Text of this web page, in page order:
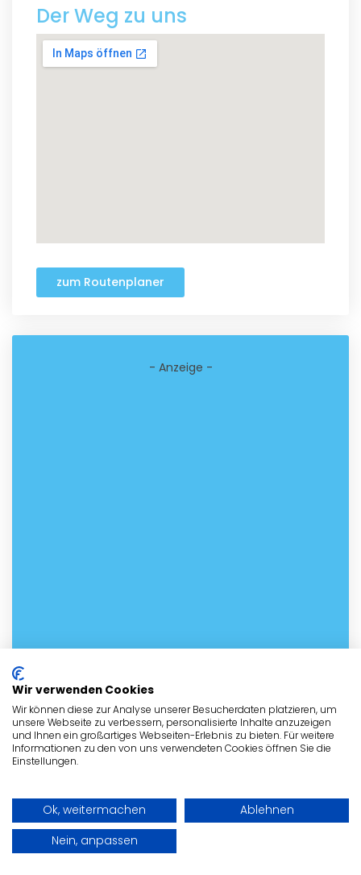
Der Weg zu uns
zum Routenplaner
- Anzeige -
Kontakt mit dem Tierheim in
Goch aufnehmen
Wir verwenden Cookies
Wir können diese zur Analyse unserer Besucherdaten platzieren, um
unsere Webseite zu verbessern, personalisierte Inhalte anzuzeigen
und Ihnen ein großartiges Webseiten-Erlebnis zu bieten. Für weitere
Informationen zu den von uns verwendeten Cookies öffnen Sie die
Einstellungen.
Ok, weitermachen
Ablehnen
Nein, anpassen